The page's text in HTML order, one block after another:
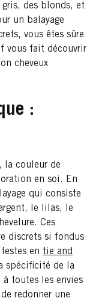
gris, des blonds, et
un balayage
vous êtes sûre
vous fait découvrir
cheveux
:
la couleur de
en soi. En
qui consiste
le lilas, le
Ces
discrets si fondus
en tie and
spécificité de la
toutes les envies
redonner une